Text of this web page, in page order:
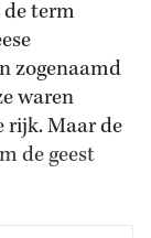
term
zogenaamd
waren
rijk. Maar de
de geest